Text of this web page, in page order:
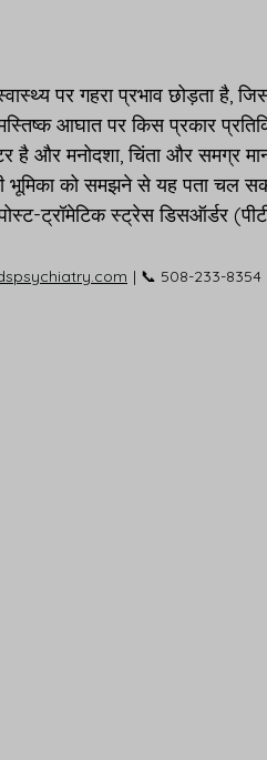
रेटिंग दी गई।
पर गहरा प्रभाव छोड़ता है,
आघात पर किस प्रकार
है और मनोदशा, चिंता और समग्र
भूमिका को समझने से यह पता चल
ट्रॉमेटिक स्ट्रेस डिसऑर्डर
| 📞 508-233-8354